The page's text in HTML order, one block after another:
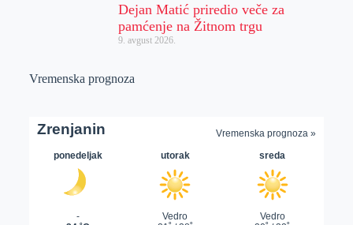
Dejan Matić priredio veče za
pamćenje na Žitnom trgu
9. avgust 2026.
Vremenska prognoza